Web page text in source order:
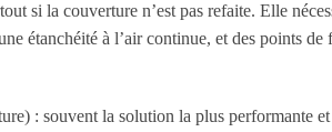
si la couverture n’est pas refaite. Elle
étanchéité à l’air continue, et des points de
: souvent la solution la plus performante